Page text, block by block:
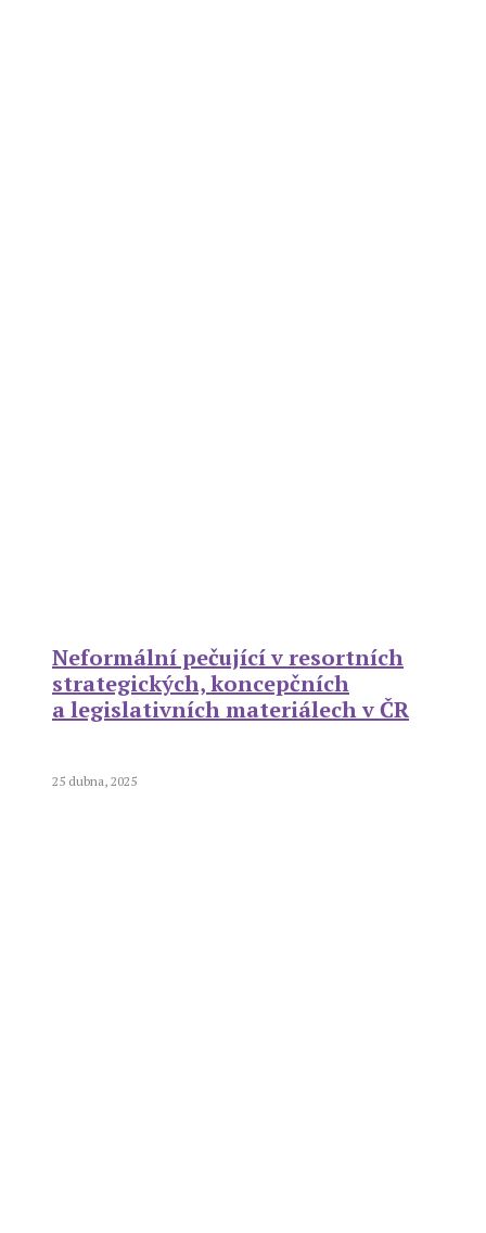
Neformální pečující v resortních
strategických, koncepčních
a legislativních materiálech v ČR
25 dubna, 2025